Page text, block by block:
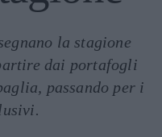
la stagione
dai portafogli
passando per i